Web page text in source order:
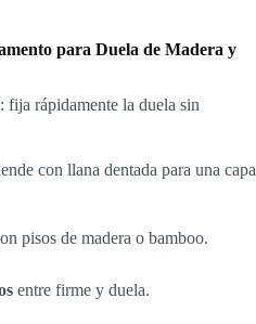
para Duela de Madera y
: fija rápidamente la duela sin
con llana dentada para una capa
pisos de madera o bamboo.
entre firme y duela.